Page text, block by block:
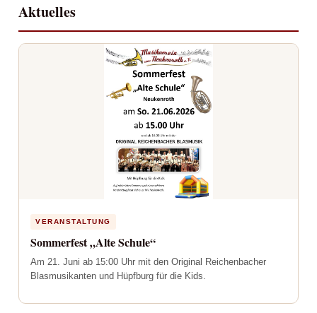
Aktuelles
VERANSTALTUNG
Sommerfest „Alte Schule“
Am 21. Juni ab 15:00 Uhr mit den Original Reichenbacher
Blasmusikanten und Hüpfburg für die Kids.